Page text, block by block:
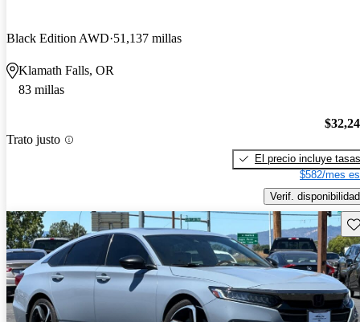
Black Edition AWD 51,137 millas
Klamath Falls, OR
83 millas
Trato justo
El precio incluye tasas
$582/mes
Verif. disponibilidad